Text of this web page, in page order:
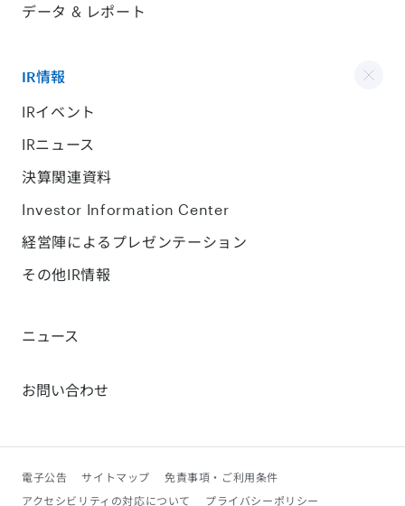
データ & レポート
IR情報
IRイベント
IRニュース
決算関連資料
Investor Information Center
経営陣によるプレゼンテーション
その他IR情報
ニュース
お問い合わせ
電子公告 サイトマップ
免責事項・ご利用条件
アクセシビリティの対応について
プライバシーポリシー